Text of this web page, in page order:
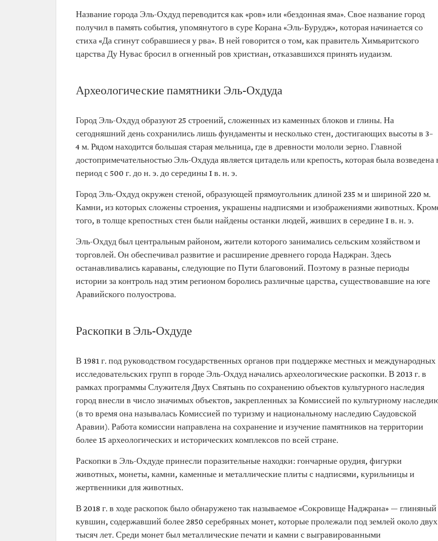
Название города Эль-Охдуд переводится как «ров» или «бездонная яма». Свое название город
получил в память события, упомянутого в суре Корана «Эль-Бурудж», которая начинается со
стиха «Да сгинут собравшиеся у рва». В ней говорится о том, как правитель Химьяритского
царства Ду Нувас бросил в огненный ров христиан, отказавшихся принять иудаизм.
Археологические памятники Эль-Охдуда
Город Эль-Охдуд образуют 25 строений, сложенных из каменных блоков и глины. На
сегодняшний день сохранились лишь фундаменты и несколько стен, достигающих высоты в 3–
4 м. Рядом находится большая старая мельница, где в древности мололи зерно. Главной
достопримечательностью Эль-Охдуда является цитадель или крепость, которая была возведена
период с 500 г. до н. э. до середины I в. н. э.
Город Эль-Охдуд окружен стеной, образующей прямоугольник длиной 235 м и шириной 220 м.
Камни, из которых сложены строения, украшены надписями и изображениями животных.
того, в толще крепостных стен были найдены останки людей, живших в середине I в. н. э.
Эль-Охдуд был центральным районом, жители которого занимались сельским хозяйством и
торговлей. Он обеспечивал развитие и расширение древнего города Наджран. Здесь
останавливались караваны, следующие по Пути благовоний. Поэтому в разные периоды
истории за контроль над этим регионом боролись различные царства, существовавшие на юге
Аравийского полуострова.
Раскопки в Эль-Охдуде
В 1981 г. под руководством государственных органов при поддержке местных и международных
исследовательских групп в городе Эль-Охдуд начались археологические раскопки. В 2013 г. в
рамках программы Служителя Двух Святынь по сохранению объектов культурного наследия
город внесли в число значимых объектов, закрепленных за Комиссией по культурному
(в то время она называлась Комиссией по туризму и национальному наследию Саудовской
Аравии). Работа комиссии направлена на сохранение и изучение памятников на территории
более 15 археологических и исторических комплексов по всей стране.
Раскопки в Эль-Охдуде принесли поразительные находки: гончарные орудия, фигурки
животных, монеты, камни, каменные и металлические плиты с надписями, курильницы и
жертвенники для животных.
В 2018 г. в ходе раскопок было обнаружено так называемое «Сокровище Наджрана» — глиняный
кувшин, содержавший более 2850 серебряных монет, которые пролежали под землей около двух
тысяч лет. Среди монет был металлические печати и камни с выгравированными